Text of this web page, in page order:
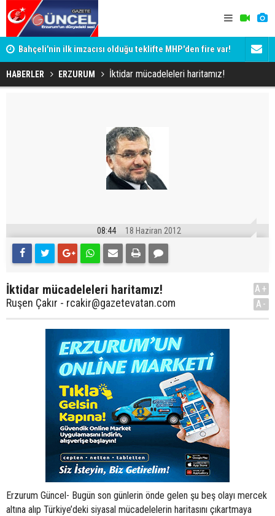
Bahçeli'nin ilk imzacısı olduğu teklifte MHP'den fire var!
İşte imzalamayan o isim
Siyaset-
HABERLER ERZURUM İktidar mücadeleleri haritamız!
08:44 18 Haziran 2012
İktidar mücadeleleri haritamız!
Ruşen Çakır - rcakir@gazetevatan.com
A+
A-
Erzurum Güncel- Bugün son günlerin önde gelen şu beş olayı mercek
altına alıp Türkiye’deki siyasal mücadelelerin haritasını çıkartmaya